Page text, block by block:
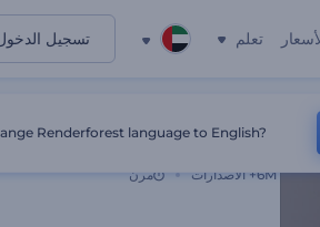
تعلم تسجيل
6M+ الاصدارات مرن
Renderforest language to English?